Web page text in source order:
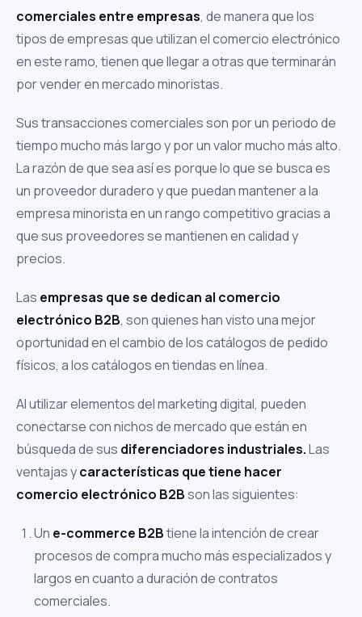
comerciales entre empresas, de manera que los
tipos de empresas que utilizan el comercio electrónico
en este ramo, tienen que llegar a otras que terminarán
por vender en mercado minoristas.
Sus transacciones comerciales son por un periodo de
tiempo mucho más largo y por un valor mucho más alto.
La razón de que sea así es porque lo que se busca es
un proveedor duradero y que puedan mantener a la
empresa minorista en un rango competitivo gracias a
que sus proveedores se mantienen en calidad y
precios.
Las empresas que se dedican al comercio
electrónico B2B, son quienes han visto una mejor
oportunidad en el cambio de los catálogos de pedido
físicos, a los catálogos en tiendas en línea.
Al utilizar elementos del marketing digital, pueden
conectarse con nichos de mercado que están en
búsqueda de sus diferenciadores industriales.Las
ventajas ycaracterísticas que tiene hacer
comercio electrónico B2Bson las siguientes:
Un e-commerce B2Btiene la intención de crear
procesos de compra mucho más especializados y
largos en cuanto a duración de contratos
comerciales.